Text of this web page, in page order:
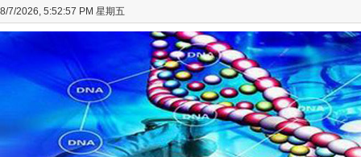
8/7/2026, 5:52:58 PM 星期五